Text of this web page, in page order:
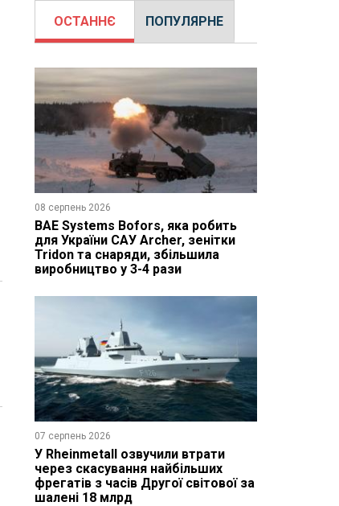
ОСТАННЄ ПОПУЛЯРНЕ
08 серпень 2026
BAE Systems Bofors, яка робить
для України САУ Archer, зенітки
Tridon та снаряди, збільшила
виробництво у 3-4 рази
07 серпень 2026
У Rheinmetall озвучили втрати
через скасування найбільших
фрегатів з часів Другої світової за
шалені 18 млрд